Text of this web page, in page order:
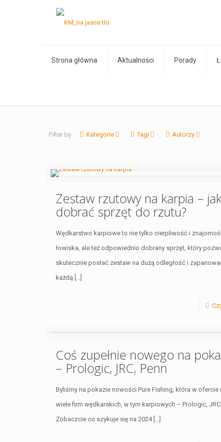
Strona główna Aktualności Porady
Filter by Kategorie Tagi Autorzy
Zestaw rzutowy na karpia –
dobrać sprzęt do rzutu?
Wędkarstwo karpiowe to nie tylko cierpliwość i
łowiska, ale też odpowiednio dobrany sprzęt, który
skutecznie posłać zestaw na dużą odległość i
każdą […]
Coś zupełnie nowego na
– Prologic, JRC, Penn
Byliśmy na pokazie nowości Pure Fishing, która w ofercie
wiele firm wędkarskich, w tym karpiowych – Prologic,
Zobaczcie co szykuje się na 2024[…]